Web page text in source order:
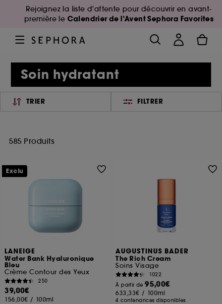
Rejoignez la liste d'attente pour découvrir en avant-
première le Calendrier de l'Avent Sephora Favorites
Soin hydratant
TRIER FILTRER
585 Produits
LANEIGE
Water Bank Hyaluronique
Bleu
Crème Contour des Yeux
250
39,00€
156,00€ / 100ml
Exclu
AUGUSTINUS BADER
The Rich Cream
Soins Visage
1022
À partir de95,00€
633,33€ / 100ml
4 contenances disponibles